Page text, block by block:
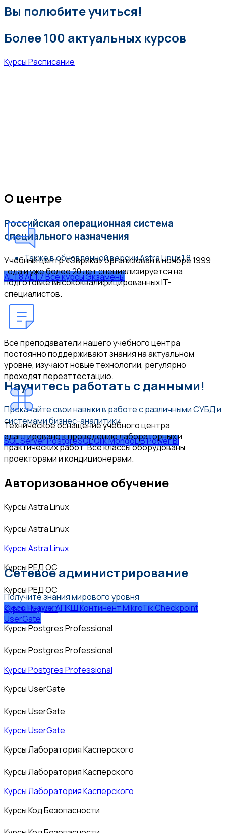
Вы полюбите учиться!
Более 100 актуальных курсов
КурсыРасписание
Курсы Astra Linux
Российская операционная система
специального назначения
Также в обновленной версии Astra Linux 1.8
AL 1.8AL 1.7Все курсыЭкзамены
Научитесь работать с данными!
Прокачайте свои навыки в работе с различными СУБД и
системами бизнес-аналитики
SQL ServerPostgreSQLQlikMongoDBPower BI
Сетевое администрирование
Получите знания мирового уровня
CiscoHuaweiАПКШ КонтинентMikroTikCheckpoint
UserGate
О центре
Учебный центр «Эврика» организован в ноябре 1999
года и уже более 20 лет специализируется на
подготовке высококвалифицированных IT-
специалистов.
Все преподаватели нашего учебного центра
постоянно поддерживают знания на актуальном
уровне, изучают новые технологии, регулярно
проходят переаттестацию.
Техническое оснащение учебного центра
адаптировано к проведению лабораторных и
практических работ. Все классы оборудованы
проекторами и кондиционерами.
Авторизованное обучение
Курсы Astra Linux
Курсы Astra Linux
Курсы Astra Linux
Курсы РЕД ОС
Курсы РЕД ОС
Курсы РЕД ОС
Курсы Postgres Professional
Курсы Postgres Professional
Курсы Postgres Professional
Курсы UserGate
Курсы UserGate
Курсы UserGate
Курсы Лаборатория Касперского
Курсы Лаборатория Касперского
Курсы Лаборатория Касперского
Курсы Код Безопасности